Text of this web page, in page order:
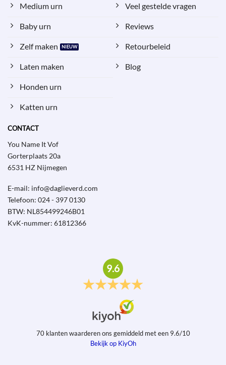
Medium urn
Baby urn
Zelf maken
Laten maken
Honden urn
Katten urn
Veel gestelde vragen
Reviews
Retourbeleid
Blog
CONTACT
You Name It Vof
Gorterplaats 20a
6531 HZ Nijmegen
E-mail: info@daglieverd.com
Telefoon: 024 - 397 0130
BTW: NL854499246B01
KvK-nummer: 61812366
9.6
70klanten waarderen ons gemiddeld met een 9.6/10
Bekijk op KiyOh